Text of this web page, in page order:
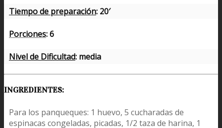
Tiempo de preparación: 20′
Porciones: 6
Nivel de Dificultad: media
INGREDIENTES:
Para los panqueques: 1 huevo, 5 cucharadas de
espinacas congeladas, picadas, 1/2 taza de harina, 1